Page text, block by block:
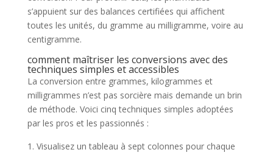
s’appuient sur des balances certifiées qui affichent
toutes les unités, du gramme au milligramme, voire au
centigramme.
comment maîtriser les conversions avec des
techniques simples et accessibles
La conversion entre grammes, kilogrammes et
milligrammes n’est pas sorcière mais demande un brin
de méthode. Voici cinq techniques simples adoptées
par les pros et les passionnés :
Visualisez un tableau à sept colonnes pour chaque